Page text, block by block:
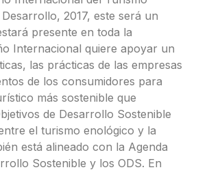
2017, este será un
presente en toda la
Internacional quiere apoyar un
las prácticas de las empresas
de los consumidores para
más sostenible que
de Desarrollo Sostenible
el turismo enológico y la
está alineado con la Agenda
Sostenible y los ODS. En